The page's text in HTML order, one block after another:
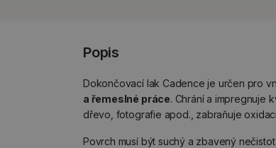
Popis
Dokončovací lak Cadence je určen pro
a řemeslné práce. Chrání a impregnuje
dřevo, fotografie apod., zabraňuje
Povrch musí být suchý a zbavený